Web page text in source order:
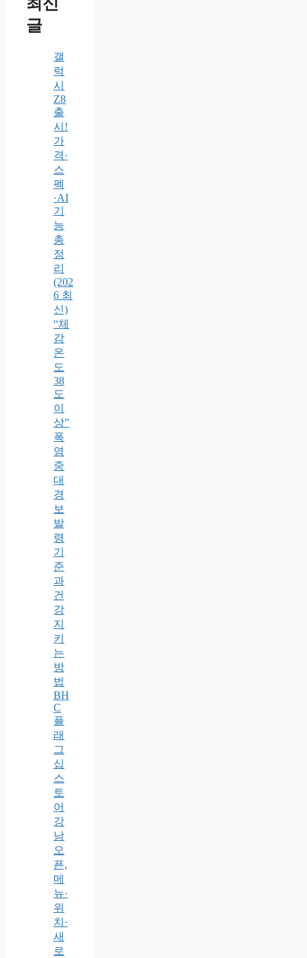
글
갤
럭
시
Z8
출
시!
가
격·
스
펙
·AI
기
능
총
정
리
(202
6 최
신)
“체
감
온
도
38
도
이
상”
폭
염
중
대
경
보
발
령
기
준
과
건
강
지
키
는
방
법
BH
C
플
래
그
십
스
토
어
강
남
오
픈,
메
뉴·
위
치·
새
로